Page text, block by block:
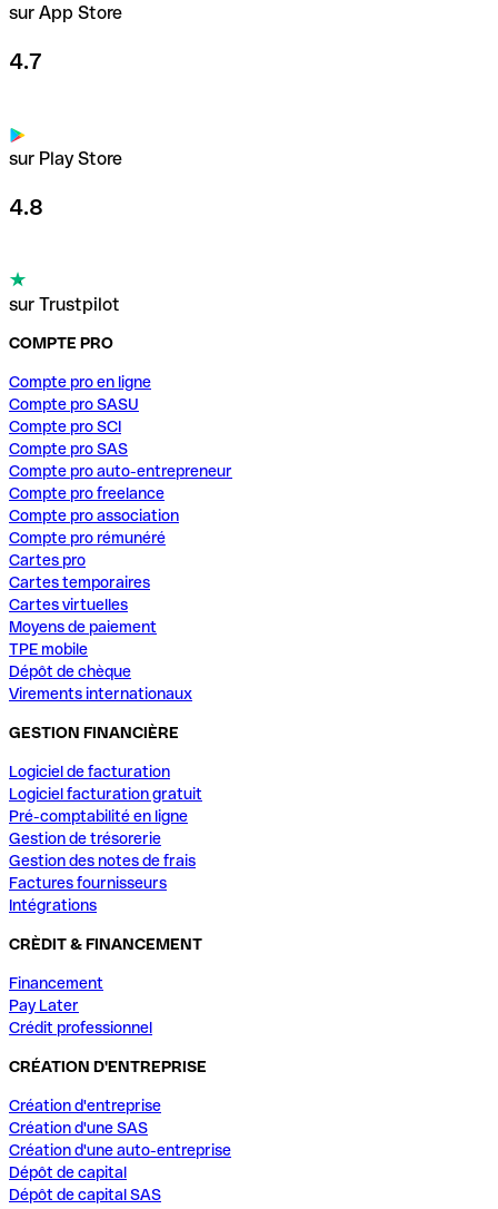
sur App Store
4.7
sur Play Store
4.8
sur Trustpilot
COMPTE PRO
Compte pro en ligne
Compte pro SASU
Compte pro SCI
Compte pro SAS
Compte pro auto-entrepreneur
Compte pro freelance
Compte pro association
Compte pro rémunéré
Cartes pro
Cartes temporaires
Cartes virtuelles
Moyens de paiement
TPE mobile
Dépôt de chèque
Virements internationaux
GESTION FINANCIÈRE
Logiciel de facturation
Logiciel facturation gratuit
Pré-comptabilité en ligne
Gestion de trésorerie
Gestion des notes de frais
Factures fournisseurs
Intégrations
CRÈDIT & FINANCEMENT
Financement
Pay Later
Crédit professionnel
CRÉATION D'ENTREPRISE
Création d'entreprise
Création d'une SAS
Création d'une auto-entreprise
Dépôt de capital
Dépôt de capital SAS